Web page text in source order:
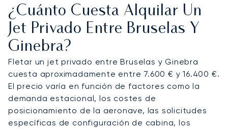
¿Cuánto Cuesta Alquilar Un
Jet Privado Entre Bruselas Y
Ginebra?
Fletar un jet privado entre Bruselas y Ginebra
cuesta aproximadamente entre 7.600 € y 16.400 €.
El precio varía en función de factores como la
demanda estacional, los costes de
posicionamiento de la aeronave, las solicitudes
específicas de configuración de cabina, los